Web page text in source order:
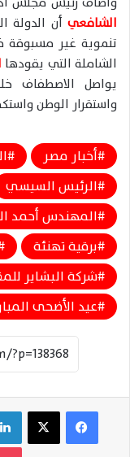
الشافعي أن الدولة
تنموية غير مسبوقة
الشاملة التي يقودها
يواصل الاصطفاف
واستقرار الوطن
أخبار مصر
الرئيس السيسي
المهندس أحمد
برقية تهنئة
شركة البشاير
عيد الأضحى
فيسبوك ‫X